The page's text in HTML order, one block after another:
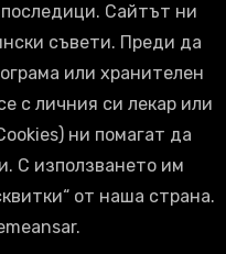
Сайтът ни
съвети. Преди да
или хранителен
с личния си лекар или
ни помагат да
С използването им
от наша страна.
.